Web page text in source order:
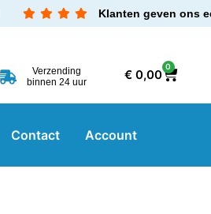
Klanten geven ons
Verzending
binnen 24 uur
€0,00
0
Contact Account